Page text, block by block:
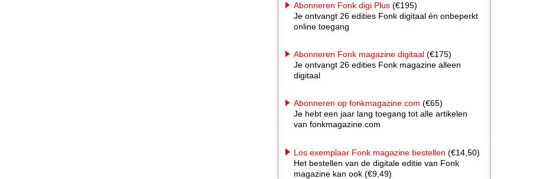
Abonneren Fonk digi Plus (€195)
Je ontvangt 26 edities Fonk digitaal én onbeperkt
online toegang
Abonneren Fonk magazine digitaal (€175)
Je ontvangt 26 edities Fonk magazine alleen
digitaal
Abonneren op fonkmagazine.com (€65)
Je hebt een jaar lang toegang tot alle artikelen
van fonkmagazine.com
Los exemplaar Fonk magazine bestellen (€14,50)
Het bestellen van de digitale editie van Fonk
magazine kan ook (€9,49)